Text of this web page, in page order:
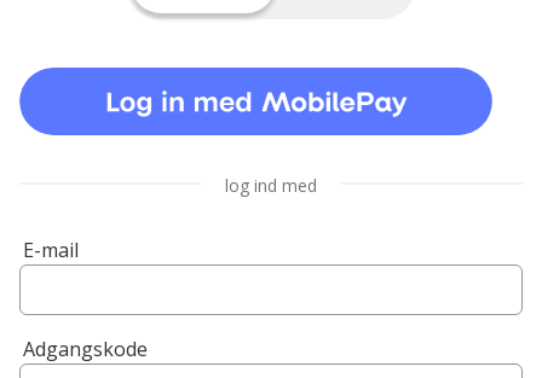
log ind med
E-mail
Adgangskode